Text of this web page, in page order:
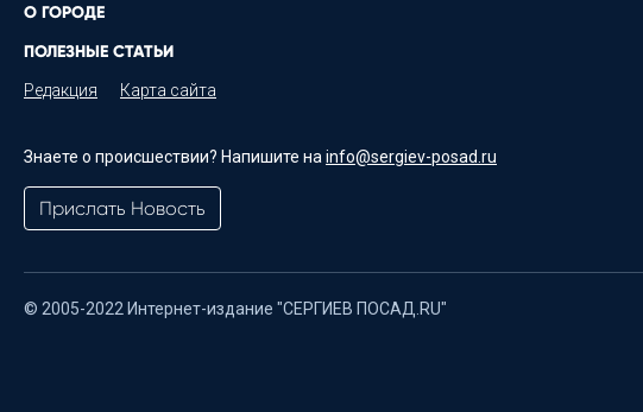
О ГОРОДЕ
ПОЛЕЗНЫЕ СТАТЬИ
Редакция Карта сайта
Знаете о происшествии? Напишите на info@sergiev-posad.ru
Прислать Новость
© 2005-2022 Интернет-издание "СЕРГИЕВ ПОСАД.RU"